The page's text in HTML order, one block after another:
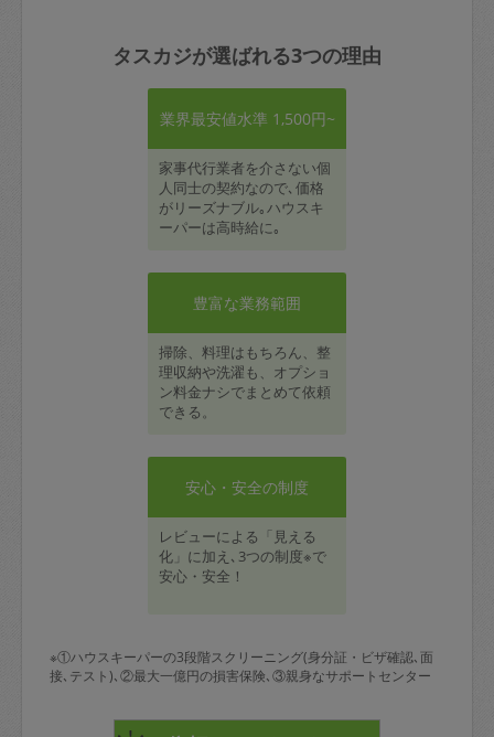
タスカジが選ばれる3つの理由
業界最安値水準 1,500円~
家事代行業者を介さない個
人同士の契約なので､価格
がリーズナブル｡ハウスキ
ーパーは高時給に｡
豊富な業務範囲
掃除、料理はもちろん、整
理収納や洗濯も、オプショ
ン料金ナシでまとめて依頼
できる。
安心・安全の制度
レビューによる「見える
化」に加え､3つの制度※で
安心・安全！
※①ハウスキーパーの3段階スクリーニング(身分証・ビザ確認､面
接､テスト)､②最大一億円の損害保険､③親身なサポートセンター